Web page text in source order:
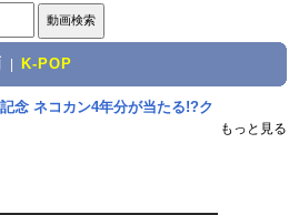
K-POP
念 ネコカン4年分が当たる!?ク
もっと見る